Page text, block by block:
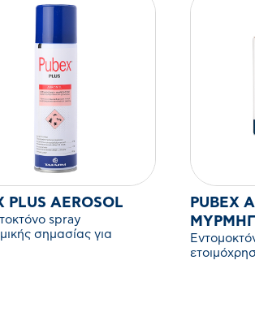
PLUS AEROSOL
spray
σημασίας για
PUBEX